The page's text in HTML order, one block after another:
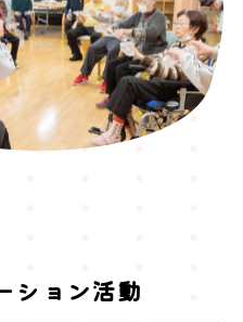
ション活動